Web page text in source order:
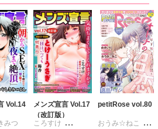
Vol.14
みつ
メンズ宣言 Vol.17
（改訂版）
ころすけ
petitRose vol.80
おうみ☆ねこ